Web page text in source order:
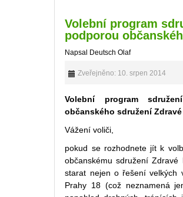
Volební program
podporou
Napsal Deutsch Olaf
Zveřejněno: 10. srpen 2014
Volební program
občanského sdružení
Vážení voliči,
pokud se rozhodnete jít k
občanskému sdružení
starat nejen o řešení velkých
Prahy 18 (což neznamená